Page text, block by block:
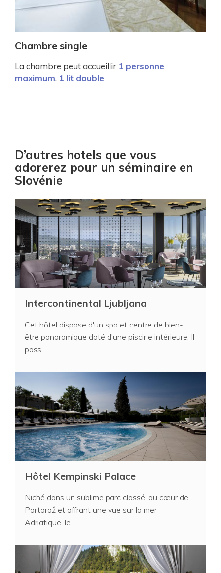
Chambre single
La chambre peut accueillir 1 personne
maximum, 1 lit double
D’autres hotels que vous
adorerez pour un séminaire en
Slovénie
Intercontinental Ljubljana
Cet hôtel dispose d'un spa et centre de bien-
être panoramique doté d'une piscine intérieure. Il
poss...
Hôtel Kempinski Palace
Niché dans un sublime parc classé, au cœur de
Portorož et offrant une vue sur la mer
Adriatique, le ...